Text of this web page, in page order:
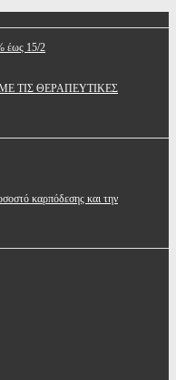
έως 15/2
ΤΙΣ ΘΕΡΑΠΕΥΤΙΚΕΣ
καρπόδεσης και την